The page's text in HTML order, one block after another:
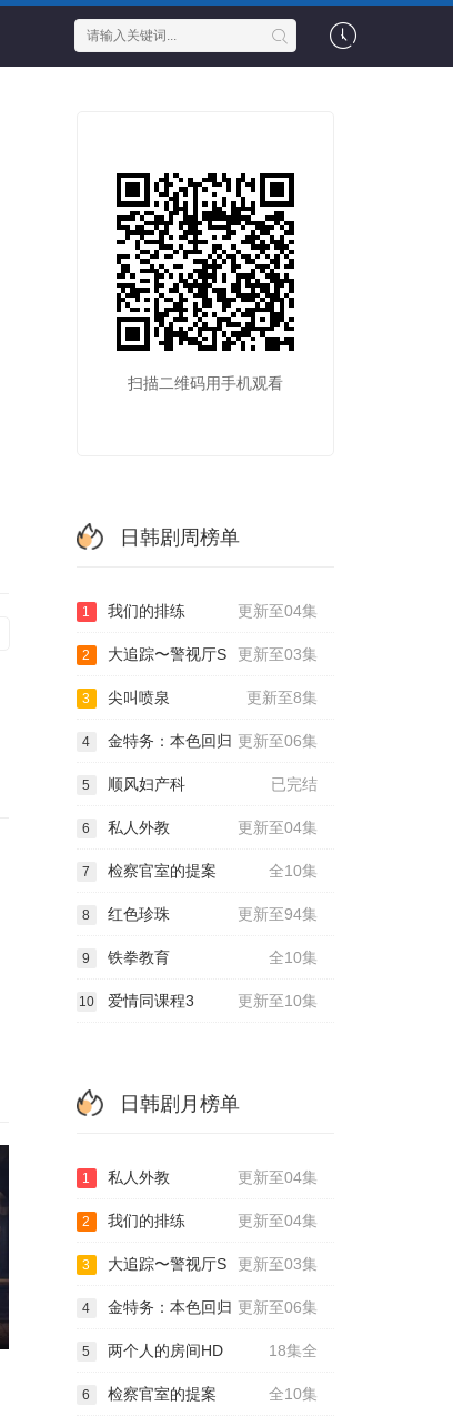
扫描二维码用手机观看
日韩剧周榜单
更新至04集
1 我们的排练
更新至03集
2 大追踪〜警视厅S
更新至8集
3 尖叫喷泉
更新至06集
4 金特务：本色回归
已完结
5 顺风妇产科
更新至04集
6 私人外教
全10集
7 检察官室的提案
更新至94集
8 红色珍珠
全10集
9 铁拳教育
更新至10集
10 爱情同课程3
日韩剧月榜单
更新至04集
1 私人外教
更新至04集
2 我们的排练
更新至03集
3 大追踪〜警视厅S
更新至06集
4 金特务：本色回归
18集全
5 两个人的房间HD
全10集
6 检察官室的提案